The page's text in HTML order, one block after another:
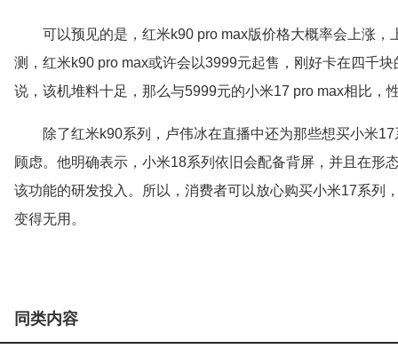
可以预见的是，红米k90 pro max版价格大概率会上涨
测，红米k90 pro max或许会以3999元起售，刚好卡在四千
说，该机堆料十足，那么与5999元的小米17 pro max相比，
除了红米k90系列，卢伟冰在直播中还为那些想买小米
顾虑。他明确表示，小米18系列依旧会配备背屏，并且在形
该功能的研发投入。所以，消费者可以放心购买小米17系列
变得无用。
同类内容